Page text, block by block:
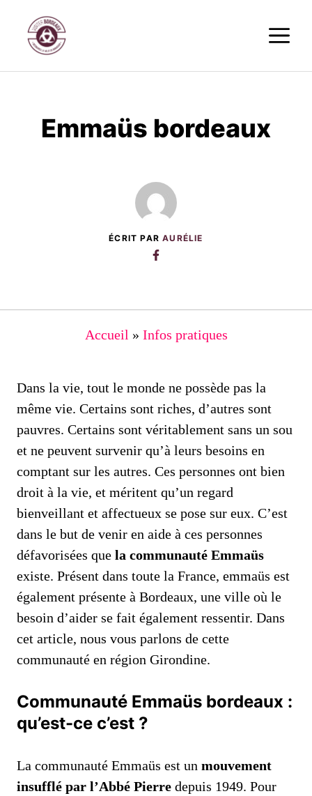
contenu
Emmaüs bordeaux
ÉCRIT PARAURÉLIE
Accueil » Infos pratiques
Dans la vie, tout le monde ne possède pas la
même vie. Certains sont riches, d’autres sont
pauvres. Certains sont véritablement sans un sou
et ne peuvent survenir qu’à leurs besoins en
comptant sur les autres. Ces personnes ont bien
droit à la vie, et méritent qu’un regard
bienveillant et affectueux se pose sur eux. C’est
dans le but de venir en aide à ces personnes
défavorisées que la communauté Emmaüs
existe. Présent dans toute la France, emmaüs est
également présente à Bordeaux, une ville où le
besoin d’aider se fait également ressentir. Dans
cet article, nous vous parlons de cette
communauté en région Girondine.
Communauté Emmaüs bordeaux :
qu’est-ce c’est ?
La communauté Emmaüs est un mouvement
insufflé par l’Abbé Pierre depuis 1949. Pour